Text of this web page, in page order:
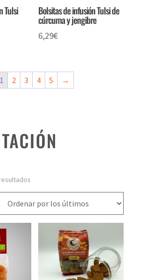
Tulsi Bolsitas de infusión Tulsi de
cúrcuma y jengibre
6,29€
1 2 3 4 5 →
Ordenado
los